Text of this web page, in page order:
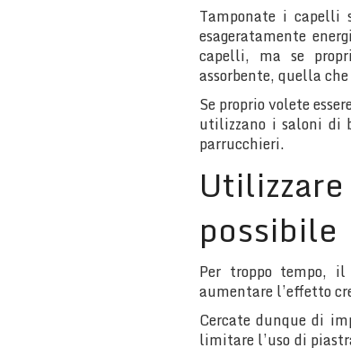
Tamponate i capelli
esageratamente
capelli, ma se
assorbente, quella
Se proprio volete
utilizzano i saloni di
parrucchieri.
possibile
Per troppo tempo,
aumentare l’effetto
Cercate dunque di
limitare l’uso di